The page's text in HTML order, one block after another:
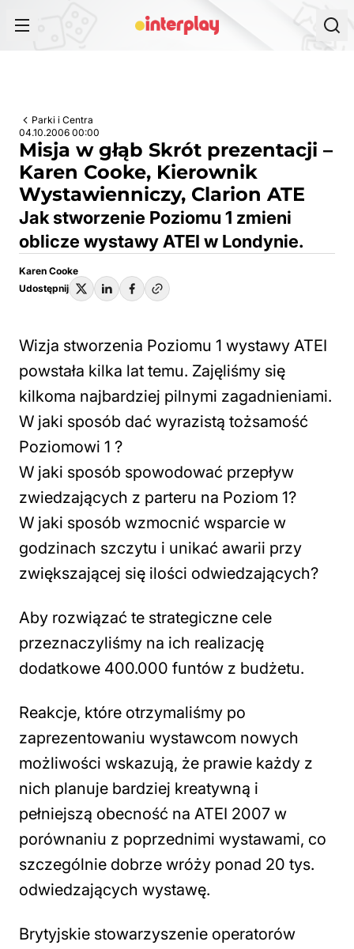
Parki i Centra
04.10.2006 00:00
Misja w głąb Skrót prezentacji –
Karen Cooke, Kierownik
Wystawienniczy, Clarion ATE
Jak stworzenie Poziomu 1 zmieni
oblicze wystawy ATEI w Londynie.
Karen Cooke
Udostępnij
Wizja stworzenia Poziomu 1 wystawy ATEI
powstała kilka lat temu. Zajęliśmy się
kilkoma najbardziej pilnymi zagadnieniami.
W jaki sposób dać wyrazistą tożsamość
Poziomowi 1 ?
W jaki sposób spowodować przepływ
zwiedzających z parteru na Poziom 1?
W jaki sposób wzmocnić wsparcie w
godzinach szczytu i unikać awarii przy
zwiększającej się ilości odwiedzających?
Aby rozwiązać te strategiczne cele
przeznaczyliśmy na ich realizację
dodatkowe 400.000 funtów z budżetu.
Reakcje, które otrzymaliśmy po
zaprezentowaniu wystawcom nowych
możliwości wskazują, że prawie każdy z
nich planuje bardziej kreatywną i
pełniejszą obecność na ATEI 2007 w
porównaniu z poprzednimi wystawami, co
szczególnie dobrze wróży ponad 20 tys.
odwiedzających wystawę.
Brytyjskie stowarzyszenie operatorów